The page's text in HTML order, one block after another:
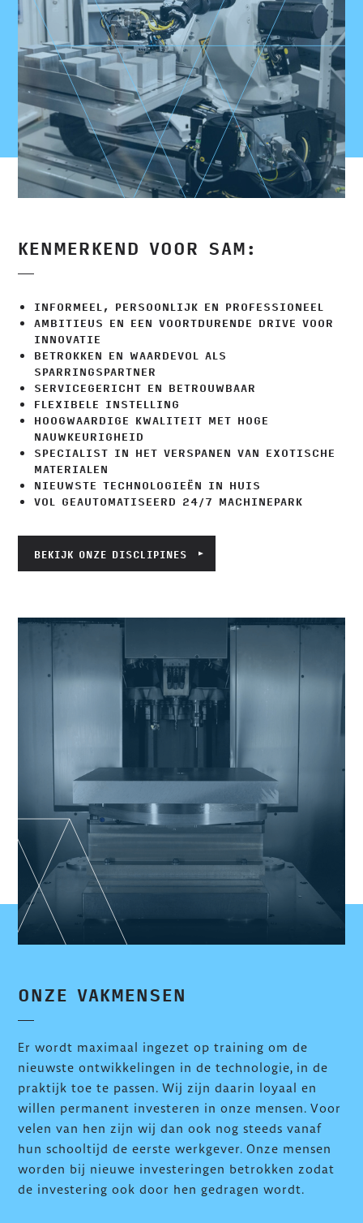
KENMERKEND VOOR SAM:
INFORMEEL, PERSOONLIJK EN PROFESSIONEEL
AMBITIEUS EN EEN VOORTDURENDE DRIVE VOOR
INNOVATIE
BETROKKEN EN WAARDEVOL ALS
SPARRINGSPARTNER
SERVICEGERICHT EN BETROUWBAAR
FLEXIBELE INSTELLING
HOOGWAARDIGE KWALITEIT MET HOGE
NAUWKEURIGHEID
SPECIALIST IN HET VERSPANEN VAN EXOTISCHE
MATERIALEN
NIEUWSTE TECHNOLOGIEËN IN HUIS
VOL GEAUTOMATISEERD 24/7 MACHINEPARK
BEKIJK ONZE DISCLIPINES
ONZE VAKMENSEN
Er wordt maximaal ingezet op training om de
nieuwste ontwikkelingen in de technologie, in de
praktijk toe te passen. Wij zijn daarin loyaal en
willen permanent investeren in onze mensen. Voor
velen van hen zijn wij dan ook nog steeds vanaf
hun schooltijd de eerste werkgever. Onze mensen
worden bij nieuwe investeringen betrokken zodat
de investering ook door hen gedragen wordt.